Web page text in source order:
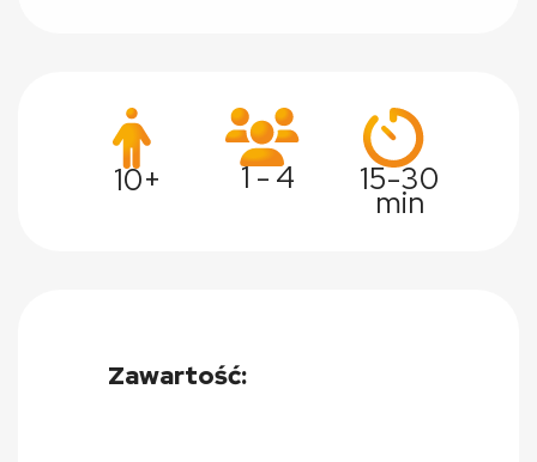
10+ 1 - 4 15-30
min
Zawartość: